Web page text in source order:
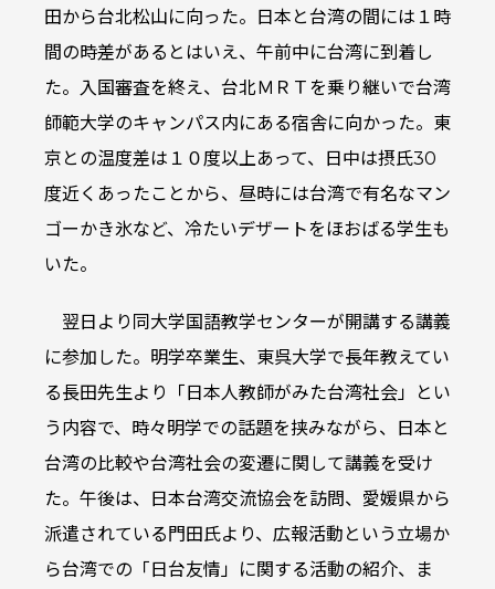
田から台北松山に向った。日本と台湾の間には１時
間の時差があるとはいえ、午前中に台湾に到着し
た。入国審査を終え、台北ＭＲＴを乗り継いで台湾
師範大学のキャンパス内にある宿舎に向かった。東
京との温度差は１０度以上あって、日中は摂氏30
度近くあったことから、昼時には台湾で有名なマン
ゴーかき氷など、冷たいデザートをほおばる学生も
いた。
翌日より同大学国語教学センターが開講する講義
に参加した。明学卒業生、東呉大学で長年教えてい
る長田先生より「日本人教師がみた台湾社会」とい
う内容で、時々明学での話題を挟みながら、日本と
台湾の比較や台湾社会の変遷に関して講義を受け
た。午後は、日本台湾交流協会を訪問、愛媛県から
派遣されている門田氏より、広報活動という立場か
ら台湾での「日台友情」に関する活動の紹介、ま